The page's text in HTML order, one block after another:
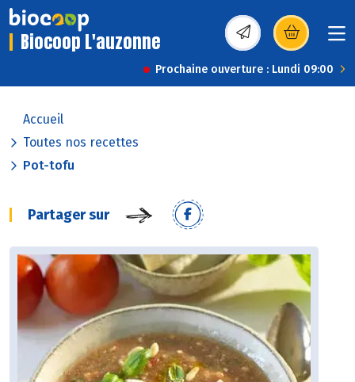
Biocoop L'auzonne (s’ouvre dans une
Prochaine ouverture : Lundi 09:00
Accueil
Toutes nos recettes
Pot-tofu
Partager sur